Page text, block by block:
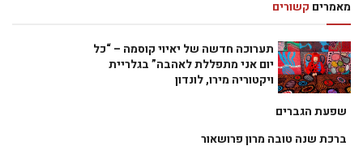
מאמרים קשורים
תערוכה חדשה של יאיוי קוסמה – “כל
יום אני מתפללת לאהבה” בגלריית
ויקטוריה מירו, לונדון
שפעת הגברים
ברכת שנה טובה מרון פרושאור